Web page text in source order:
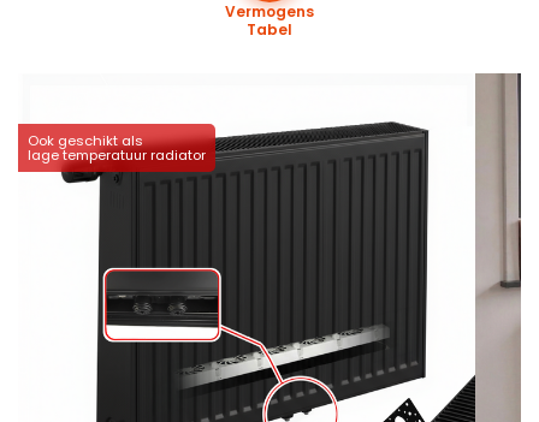
Ook geschikt als
lage temperatuur radiator
Vermogens
Tabel